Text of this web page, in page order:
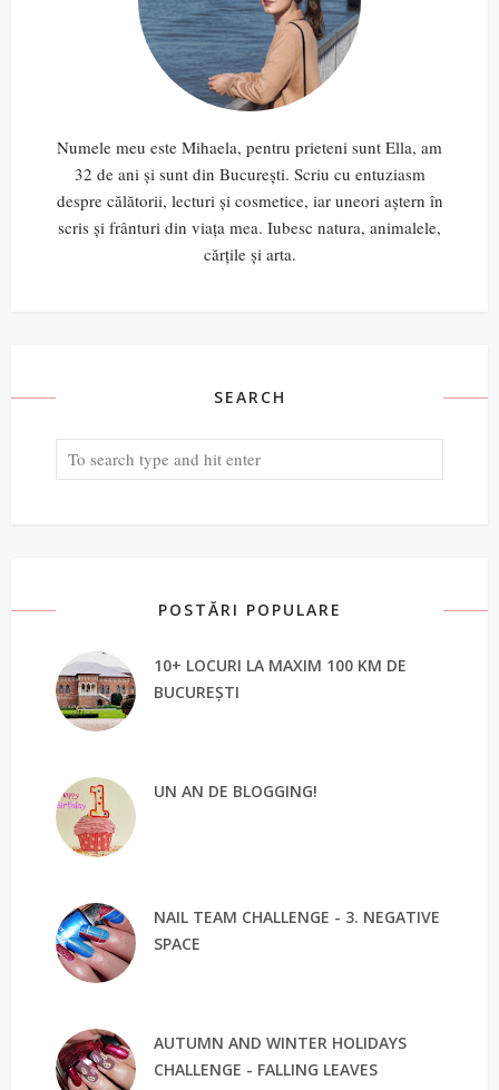
Numele meu este Mihaela, pentru prieteni sunt Ella, am
32 de ani și sunt din București. Scriu cu entuziasm
despre călătorii, lecturi și cosmetice, iar uneori aștern în
scris și frânturi din viața mea. Iubesc natura, animalele,
cărțile și arta.
SEARCH
POSTĂRI POPULARE
10+ LOCURI LA MAXIM 100 KM DE
BUCUREȘTI
UN AN DE BLOGGING!
NAIL TEAM CHALLENGE - 3. NEGATIVE
SPACE
AUTUMN AND WINTER HOLIDAYS
CHALLENGE - FALLING LEAVES